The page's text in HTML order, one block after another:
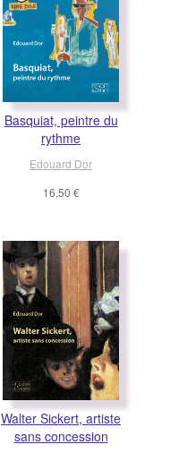
Basquiat, peintre du
rythme
Edouard Dor
16,50 €
Walter Sickert, artiste
sans concession